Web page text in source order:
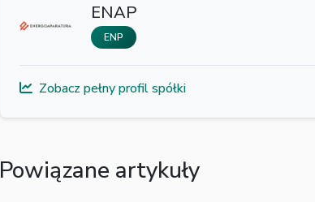
ENAP
ENP
Zobacz pełny profil spółki
Powiązane artykuły